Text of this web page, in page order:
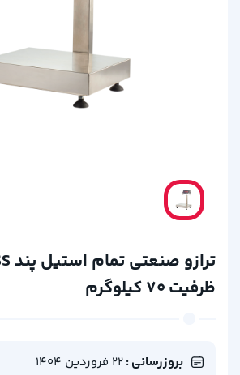
ظرفیت 70 کیلوگرم
بروزرسانی :22 فروردین 1404